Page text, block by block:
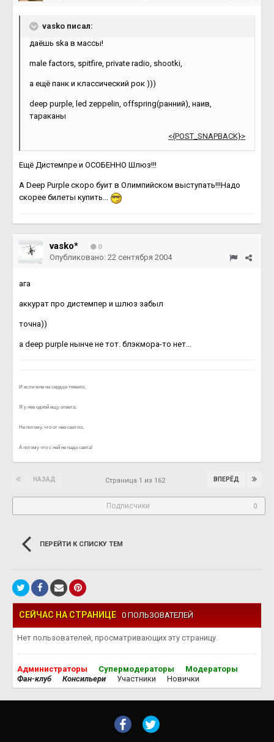
vasko писал:
даёшь ska в массы!
male factors, spitfire, private radio, shootki,
а ещё панк и классический рок )))
deep purple, led zeppelin, offspring(ранний), наив,
тараканы
<{POST_SNAPBACK}>
Ещё Дистемпре и ОСОБЕННО Шлюз!!!
А Deep Purple скоро буит в Олимпийском выступать!!!Надо
скорее билеты купить...
vasko* 0
Опубликовано: 22 сентября 2004
ага
аккурат про дистемпер и шлюз забыл
точна))
а deep purple нынче не тот. блэкмора-то нет...
И если мне на сердце тяжело,
Я у нее одной ищу ответа.
Не потому, что от нее светло,
А потому что с ней не надо света!
НАЗАД ВПЕРЁД
Страница 1 из 162
Подписчики 0
ПЕРЕЙТИ К СПИСКУ ТЕМ
СЕЙЧАС НА СТРАНИЦЕ 0 ПОЛЬЗОВАТЕЛЕЙ
Нет пользователей, просматривающих эту страницу.
Администраторы Супермодераторы
Модераторы
Фан-клуб
Консильери Участники Новички